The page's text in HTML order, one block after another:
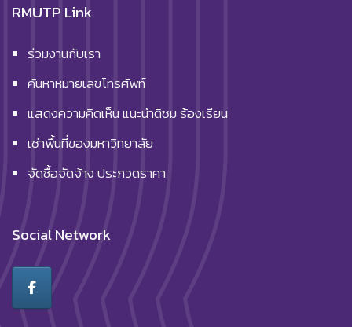
RMUTP Link
ร่วมงานกับเรา
ค้นหาหมายเลขโทรศัพท์
แสดงความคิดเห็น แนะนำติชม ร้องเรียน
เช่าพื้นที่ของมหาวิทยาลัย
จัดซื้อจัดจ้าง ประกวดราคา
Social Network